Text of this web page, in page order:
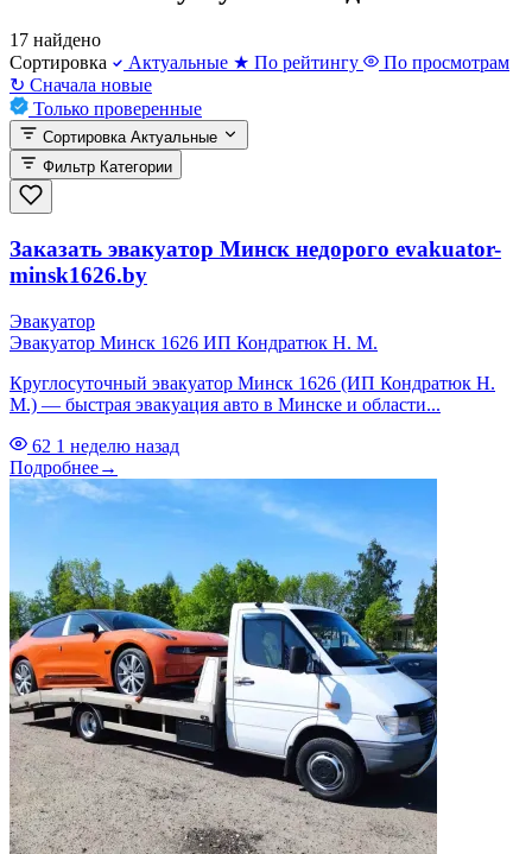
17 найдено
Сортировка
Актуальные ★ По рейтингу
По просмотрам
↻ Сначала новые
Только проверенные
Сортировка Актуальные
Фильтр Категории
Заказать эвакуатор Минск недорого evakuator-
minsk1626.by
Эвакуатор
Эвакуатор Минск 1626 ИП Кондратюк Н. М.
Круглосуточный эвакуатор Минск 1626 (ИП Кондратюк Н.
М.) — быстрая эвакуация авто в Минске и области...
62 1 неделю назад
Подробнее→